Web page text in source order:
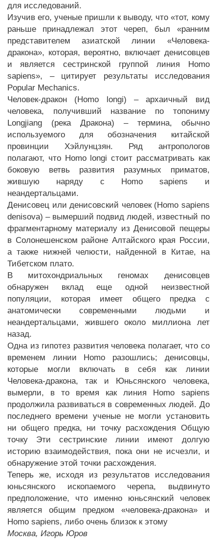
для исследований.
Изучив его, ученые пришли к выводу, что «тот, кому
раньше принадлежал этот череп, был «ранним
представителем азиатской линии «Человека-
дракона», которая, вероятно, включает денисовцев
и является сестринской группой линия Homo
sapiens», – цитирует результаты исследования
Popular Mechanics.
Человек-дракон (Homo longi) – архаичный вид
человека, получивший название по топониму
Longjiang (река Дракона) – термина, обычно
используемого для обозначения китайской
провинции Хэйлунцзян. Ряд антропологов
полагают, что Homo longi стоит рассматривать как
боковую ветвь развития разумных приматов,
жившую наряду с Homo sapiens и
неандертальцами.
Денисовец или денисовский человек (Homo sapiens
denisova) – вымерший подвид людей, известный по
фрагментарному материалу из Денисовой пещеры
в Солонешенском районе Алтайского края России,
а также нижней челюсти, найденной в Китае, на
Тибетском плато.
В митохондриальных геномах денисовцев
обнаружен вклад еще одной неизвестной
популяции, которая имеет общего предка с
анатомически современными людьми и
неандертальцами, жившего около миллиона лет
назад.
Одна из гипотез развития человека полагает, что со
временем линии Homo разошлись; денисовцы,
которые могли включать в себя как линии
Человека-дракона, так и Юньсянского человека,
вымерли, в то время как линия Homo sapiens
продолжила развиваться в современных людей. До
последнего времени ученые не могли установить
ни общего предка, ни точку расхождения Общую
точку Эти сестринские линии имеют долгую
историю взаимодействия, пока они не исчезли, и
обнаружение этой точки расхождения.
Теперь же, исходя из результатов исследования
юньсянского ископаемого черепа, выдвинуто
предположение, что именно юньсянский человек
является общим предком «человека-дракона» и
Homo sapiens, либо очень близок к этому
Москва, Игорь Юров